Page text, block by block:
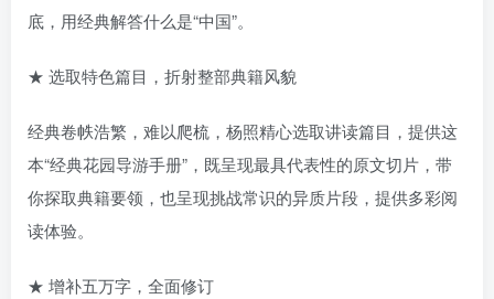
底，用经典解答什么是“中国”。
★ 选取特色篇目，折射整部典籍风貌
经典卷帙浩繁，难以爬梳，杨照精心选取讲读篇目，提供这
本“经典花园导游手册”，既呈现最具代表性的原文切片，带
你探取典籍要领，也呈现挑战常识的异质片段，提供多彩阅
读体验。
★ 增补五万字，全面修订